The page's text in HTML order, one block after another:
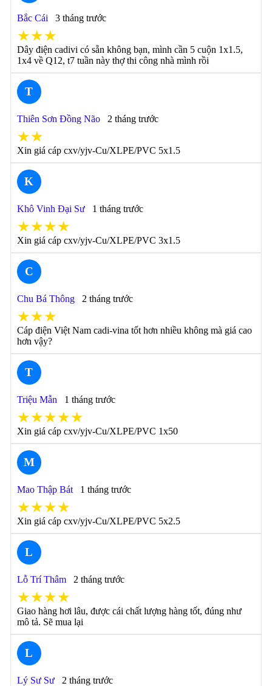
Bắc Cái 3 tháng trước
★★★
Dây điện cadivi có sẵn không bạn, mình cần 5 cuộn 1x1.5,
1x4 về Q12, t7 tuần này thợ thi công nhà mình rồi
T
Thiên Sơn Đồng Não 2 tháng trước
★★
Xin giá cáp cxv/yjv-Cu/XLPE/PVC 5x1.5
K
Khô Vinh Đại Sư 1 tháng trước
★★★★
Xin giá cáp cxv/yjv-Cu/XLPE/PVC 3x1.5
C
Chu Bá Thông 2 tháng trước
★★★
Cáp điện Việt Nam cadi-vina tốt hơn nhiều không mà giá cao
hơn vậy?
T
Triệu Mẫn 1 tháng trước
★★★★★
Xin giá cáp cxv/yjv-Cu/XLPE/PVC 1x50
M
Mao Thập Bát 1 tháng trước
★★★★
Xin giá cáp cxv/yjv-Cu/XLPE/PVC 5x2.5
L
Lỗ Trí Thâm 2 tháng trước
★★★★
Giao hàng hơi lâu, được cái chất lượng hàng tốt, đúng như
mô tả. Sẽ mua lại
L
Lý Sư Sư 2 tháng trước